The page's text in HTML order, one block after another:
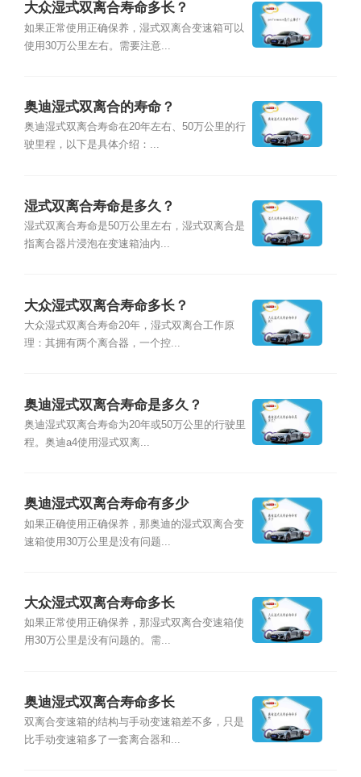
大众湿式双离合寿命多长？
如果正常使用正确保养，湿式双离合变速箱可以
使用30万公里左右。需要注意...
奥迪湿式双离合的寿命？
奥迪湿式双离合寿命在20年左右、50万公里的行
驶里程，以下是具体介绍：...
湿式双离合寿命是多久？
湿式双离合寿命是50万公里左右，湿式双离合是
指离合器片浸泡在变速箱油内...
大众湿式双离合寿命多长？
大众湿式双离合寿命20年，湿式双离合工作原
理：其拥有两个离合器，一个控...
奥迪湿式双离合寿命是多久？
奥迪湿式双离合寿命为20年或50万公里的行驶里
程。奥迪a4使用湿式双离...
奥迪湿式双离合寿命有多少
如果正确使用正确保养，那奥迪的湿式双离合变
速箱使用30万公里是没有问题...
大众湿式双离合寿命多长
如果正常使用正确保养，那湿式双离合变速箱使
用30万公里是没有问题的。需...
奥迪湿式双离合寿命多长
双离合变速箱的结构与手动变速箱差不多，只是
比手动变速箱多了一套离合器和...